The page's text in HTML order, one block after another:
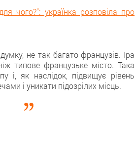
чого?”: українка розповіла про
не так багато французів. Іра
типовe французьке містo. Така
і, як наслідок, підвищує рівень
і уникати підозрілих місць.